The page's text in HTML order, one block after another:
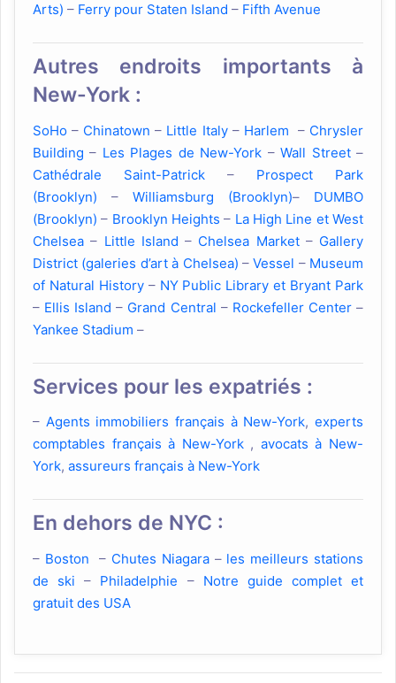
Arts) – Ferry pour Staten Island – Fifth Avenue
Autres endroits importants à
New-York :
SoHo – Chinatown – Little Italy– Harlem – Chrysler
Building – Les Plages de New-York –Wall Street–
Cathédrale Saint-Patrick – Prospect Park
(Brooklyn) – Williamsburg (Brooklyn)– DUMBO
(Brooklyn) – Brooklyn Heights – La High Line et West
Chelsea – Little Island – Chelsea Market– Gallery
District (galeries d’art à Chelsea) –Vessel – Museum
of Natural History– NY Public Library et Bryant Park
– Ellis Island – Grand Central – Rockefeller Center–
Yankee Stadium –
Services pour les expatriés :
– Agents immobiliers français à New-York,experts
comptables français à New-York, avocats à New-
York, assureurs français à New-York
En dehors de NYC :
– Boston – Chutes Niagara– les meilleurs stations
de ski – Philadelphie – Notre guide complet et
gratuit des USA